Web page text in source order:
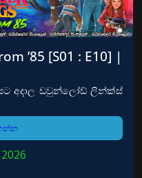
’85 [S01 : E10] |
අදාල ඩවුන්ලෝඩ් ලින්ක්ස්